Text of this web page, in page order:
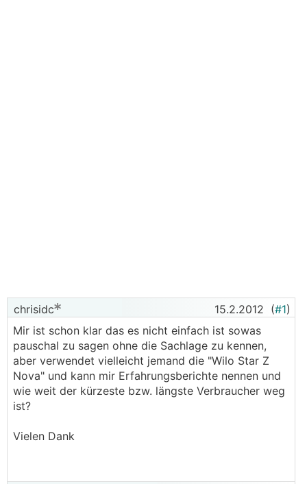
chrisidc 15.2.2012 (#1)
Mir ist schon klar das es nicht einfach ist sowas
pauschal zu sagen ohne die Sachlage zu kennen,
aber verwendet vielleicht jemand die "Wilo Star Z
Nova" und kann mir Erfahrungsberichte nennen und
wie weit der kürzeste bzw. längste Verbraucher weg
ist?
Vielen Dank